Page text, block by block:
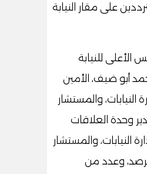
على مقار النيابة
للنيابة
أبو ضيف، الأمين
النيابات، والمستشار
وحدة العلاقات
والمستشار
وعدد من